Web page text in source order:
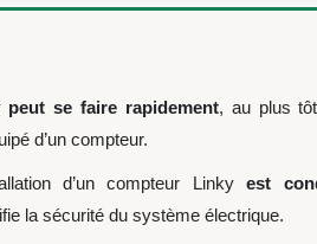
peut se faire rapidement, au plus
d’un compteur.
d’un compteur Linkyest
la sécurité du système électrique.